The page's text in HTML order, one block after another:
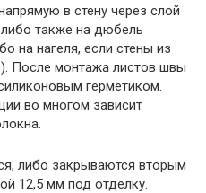
в стену через слой
также на дюбель
на нагеля, если стены из
После монтажа листов швы
герметиком.
во многом зависит
либо закрываются вторым
12,5 мм под отделку.